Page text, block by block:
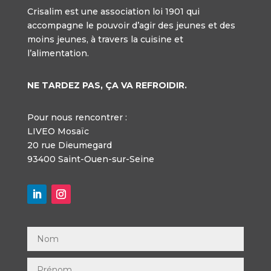
Crisalim est une association loi 1901 qui
accompagne le pouvoir d’agir des jeunes et des
moins jeunes, à travers la cuisine et
l’alimentation.
NE TARDEZ PAS, ÇA VA REFROIDIR.
Pour nous rencontrer :
LIVEO Mosaïc
20 rue Dieumegard
93400 Saint-Ouen-sur-Seine